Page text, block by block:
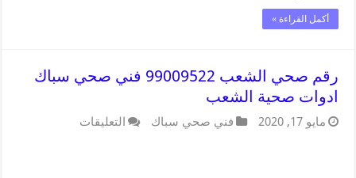
أكمل القراءة »
رقم صحي الشعب 99009522 فني صحي سباك
ادوات صحية الشعب
مايو 17, 2020 فني صحي سباك التعليقات